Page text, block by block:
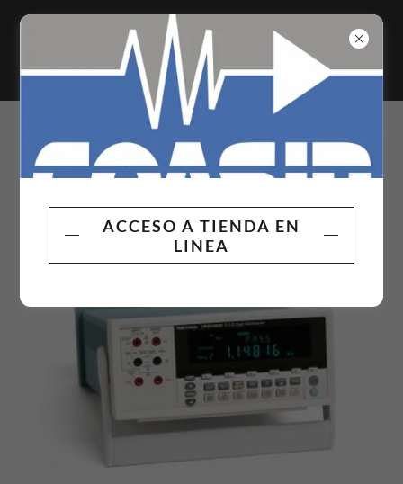
Tektronix y
Multímetros Tektronix Serie 4000
ACCESO A TIENDA EN
LINEA